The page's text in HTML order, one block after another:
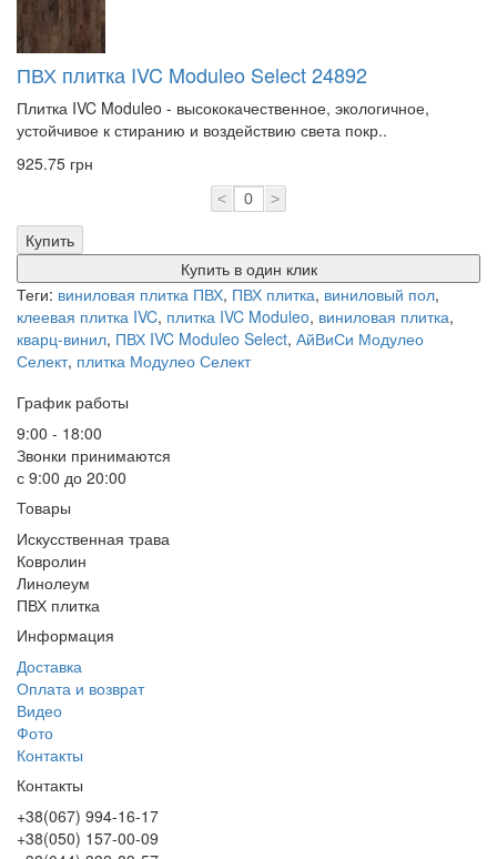
ПВХ плитка IVC Moduleo Select 24892
Плитка IVC Moduleo - высококачественное, экологичное,
устойчивое к стиранию и воздействию света покр..
925.75 грн
< >
Купить
Купить в один клик
Теги: виниловая плитка ПВХ, ПВХ плитка, виниловый пол,
клеевая плитка IVC, плитка IVC Moduleo, виниловая плитка,
кварц-винил, ПВХ IVC Moduleo Select, АйВиСи Модулео
Селект, плитка Модулео Селект
График работы
9:00 - 18:00
Звонки принимаются
с 9:00 до 20:00
Товары
Искусственная трава
Ковролин
Линолеум
ПВХ плитка
Информация
Доставка
Оплата и возврат
Видео
Фото
Контакты
Контакты
+38(067) 994-16-17
+38(050) 157-00-09